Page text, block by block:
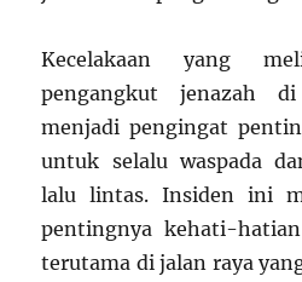
Kecelakaan yang
pengangkut jenazah di
menjadi pengingat
untuk selalu waspada
lalu lintas. Insiden ini
pentingnya kehati-
terutama di jalan raya